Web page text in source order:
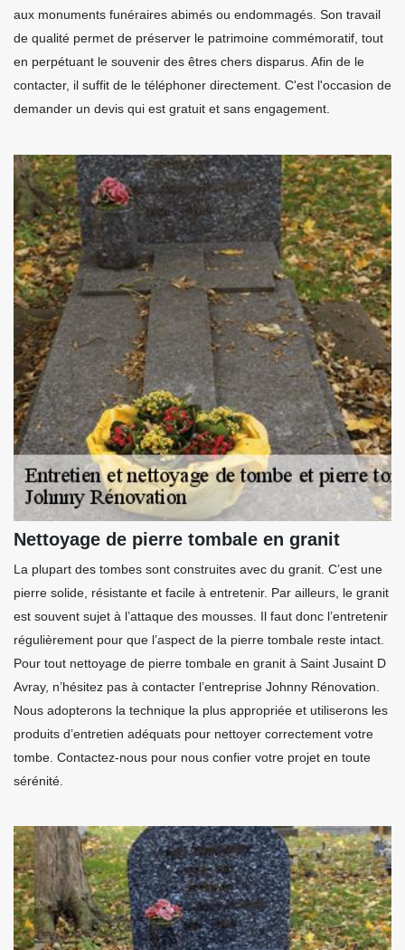
aux monuments funéraires abimés ou endommagés. Son travail
de qualité permet de préserver le patrimoine commémoratif, tout
en perpétuant le souvenir des êtres chers disparus. Afin de le
contacter, il suffit de le téléphoner directement. C'est l'occasion de
demander un devis qui est gratuit et sans engagement.
Nettoyage de pierre tombale en granit
La plupart des tombes sont construites avec du granit. C’est une
pierre solide, résistante et facile à entretenir. Par ailleurs, le granit
est souvent sujet à l’attaque des mousses. Il faut donc l’entretenir
régulièrement pour que l’aspect de la pierre tombale reste intact.
Pour tout nettoyage de pierre tombale en granit à Saint Jusaint D
Avray, n’hésitez pas à contacter l’entreprise Johnny Rénovation.
Nous adopterons la technique la plus appropriée et utiliserons les
produits d’entretien adéquats pour nettoyer correctement votre
tombe. Contactez-nous pour nous confier votre projet en toute
sérénité.